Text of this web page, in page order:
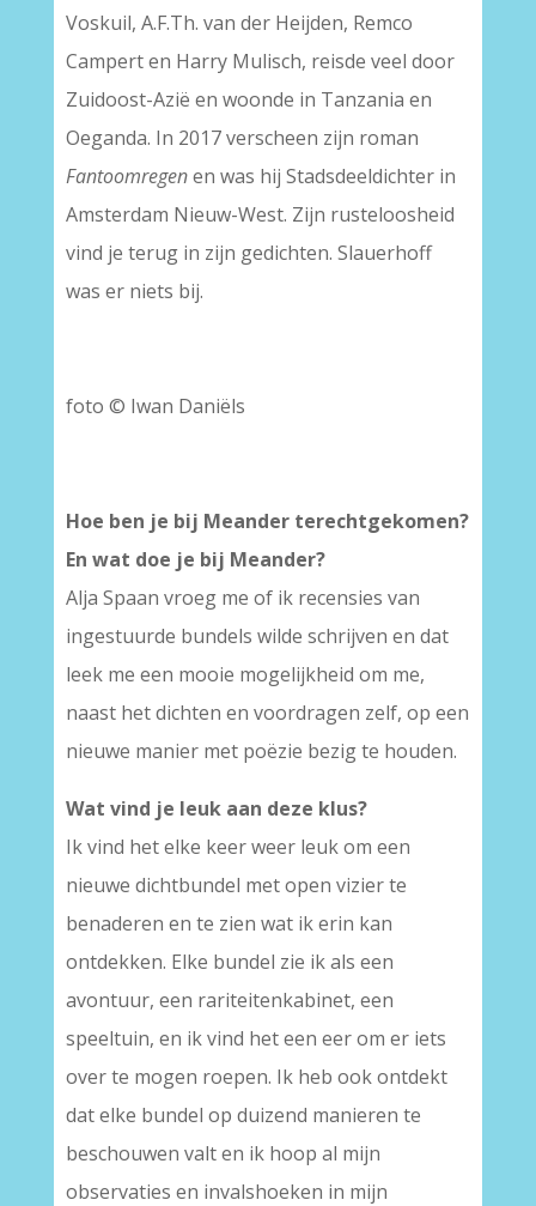
Voskuil, A.F.Th. van der Heijden, Remco
Campert en Harry Mulisch, reisde veel door
Zuidoost-Azië en woonde in Tanzania en
Oeganda. In 2017 verscheen zijn roman
Fantoomregenen was hij Stadsdeeldichter in
Amsterdam Nieuw-West. Zijn rusteloosheid
vind je terug in zijn gedichten. Slauerhoff
was er niets bij.
foto © Iwan Daniëls
Hoe ben je bij Meander terechtgekomen?
En wat doe je bij Meander?
Alja Spaan vroeg me of ik recensies van
ingestuurde bundels wilde schrijven en dat
leek me een mooie mogelijkheid om me,
naast het dichten en voordragen zelf, op een
nieuwe manier met poëzie bezig te houden.
Wat vind je leuk aan deze klus?
Ik vind het elke keer weer leuk om een
nieuwe dichtbundel met open vizier te
benaderen en te zien wat ik erin kan
ontdekken. Elke bundel zie ik als een
avontuur, een rariteitenkabinet, een
speeltuin, en ik vind het een eer om er iets
over te mogen roepen. Ik heb ook ontdekt
dat elke bundel op duizend manieren te
beschouwen valt en ik hoop al mijn
observaties en invalshoeken in mijn